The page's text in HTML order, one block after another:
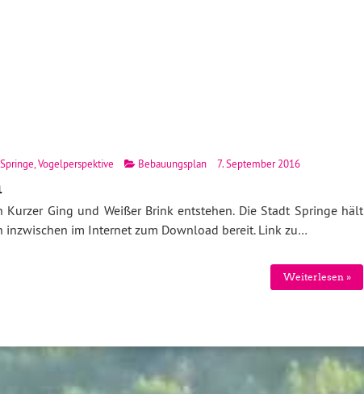
Springe Vogelperspektive Bebauungsplan 7. September 2016
Ging und Weißer Brink entstehen. Die Stadt Springe hält
im Internet zum Download bereit. Link zu…
Weiterlesen »